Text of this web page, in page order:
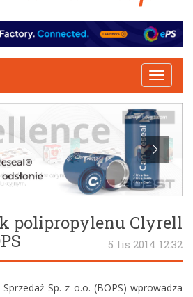
Toggle
polipropylenu Clyrell
5 lis 2014 12:32
Sp. z o.o. (BOPS) wprowadza